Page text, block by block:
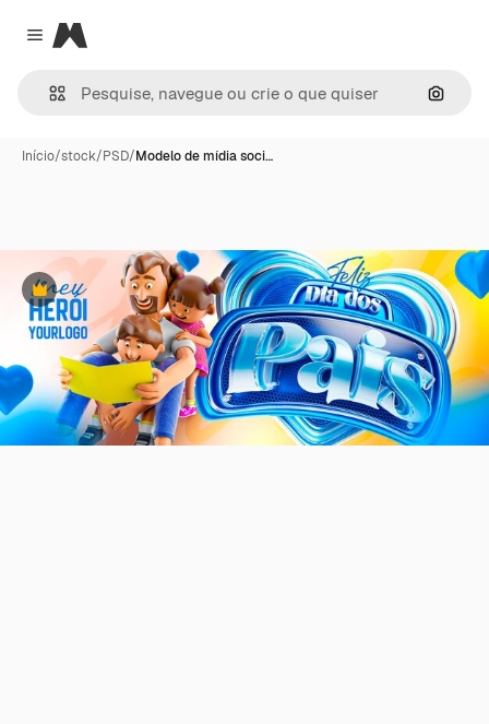
Close menu
Magnific
Início/stock/PSD/Modelo de mídia soci…
Premium